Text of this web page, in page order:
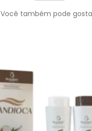
Você também pode